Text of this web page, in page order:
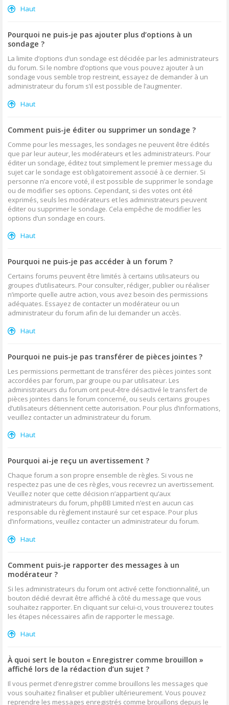
Haut
Pourquoi ne puis-je pas ajouter plus d’options à un
sondage ?
La limite d’options d’un sondage est décidée par les administrateurs
du forum. Si le nombre d’options que vous pouvez ajouter à un
sondage vous semble trop restreint, essayez de demander à un
administrateur du forum s’il est possible de l’augmenter.
Haut
Comment puis-je éditer ou supprimer un sondage ?
Comme pour les messages, les sondages ne peuvent être édités
que par leur auteur, les modérateurs et les administrateurs. Pour
éditer un sondage, éditez tout simplement le premier message du
sujet car le sondage est obligatoirement associé à ce dernier. Si
personne n’a encore voté, il est possible de supprimer le sondage
ou de modifier ses options. Cependant, si des votes ont été
exprimés, seuls les modérateurs et les administrateurs peuvent
éditer ou supprimer le sondage. Cela empêche de modifier les
options d’un sondage en cours.
Haut
Pourquoi ne puis-je pas accéder à un forum ?
Certains forums peuvent être limités à certains utilisateurs ou
groupes d’utilisateurs. Pour consulter, rédiger, publier ou réaliser
n’importe quelle autre action, vous avez besoin des permissions
adéquates. Essayez de contacter un modérateur ou un
administrateur du forum afin de lui demander un accès.
Haut
Pourquoi ne puis-je pas transférer de pièces jointes ?
Les permissions permettant de transférer des pièces jointes sont
accordées par forum, par groupe ou par utilisateur. Les
administrateurs du forum ont peut-être désactivé le transfert de
pièces jointes dans le forum concerné, ou seuls certains groupes
d’utilisateurs détiennent cette autorisation. Pour plus d’informations,
veuillez contacter un administrateur du forum.
Haut
Pourquoi ai-je reçu un avertissement ?
Chaque forum a son propre ensemble de règles. Si vous ne
respectez pas une de ces règles, vous recevrez un avertissement.
Veuillez noter que cette décision n’appartient qu’aux
administrateurs du forum, phpBB Limited n’est en aucun cas
responsable du règlement instauré sur cet espace. Pour plus
d’informations, veuillez contacter un administrateur du forum.
Haut
Comment puis-je rapporter des messages à un
modérateur ?
Si les administrateurs du forum ont activé cette fonctionnalité, un
bouton dédié devrait être affiché à côté du message que vous
souhaitez rapporter. En cliquant sur celui-ci, vous trouverez toutes
les étapes nécessaires afin de rapporter le message.
Haut
À quoi sert le bouton « Enregistrer comme brouillon »
affiché lors de la rédaction d’un sujet ?
Il vous permet d’enregistrer comme brouillons les messages que
vous souhaitez finaliser et publier ultérieurement. Vous pouvez
reprendre les messages enregistrés comme brouillons depuis le